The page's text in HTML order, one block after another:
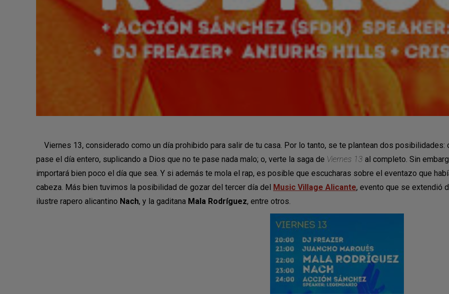
Viernes 13, considerado como un día prohibido para salir de tu casa. Por lo tanto, se te plantean dos posibilidades:
pase el día entero, suplicando a Dios que no te pase nada malo; o, verte la saga de Viernes 13 al completo. Sin
importará bien poco el día que sea. Y si además te mola el rap, es posible que escucharas sobre el eventazo que
cabeza. Más bien tuvimos la posibilidad de gozar del tercer día del Music Village Alicante, evento que se extendió
ilustre rapero alicantino Nach, y la gaditana Mala Rodríguez, entre otros.